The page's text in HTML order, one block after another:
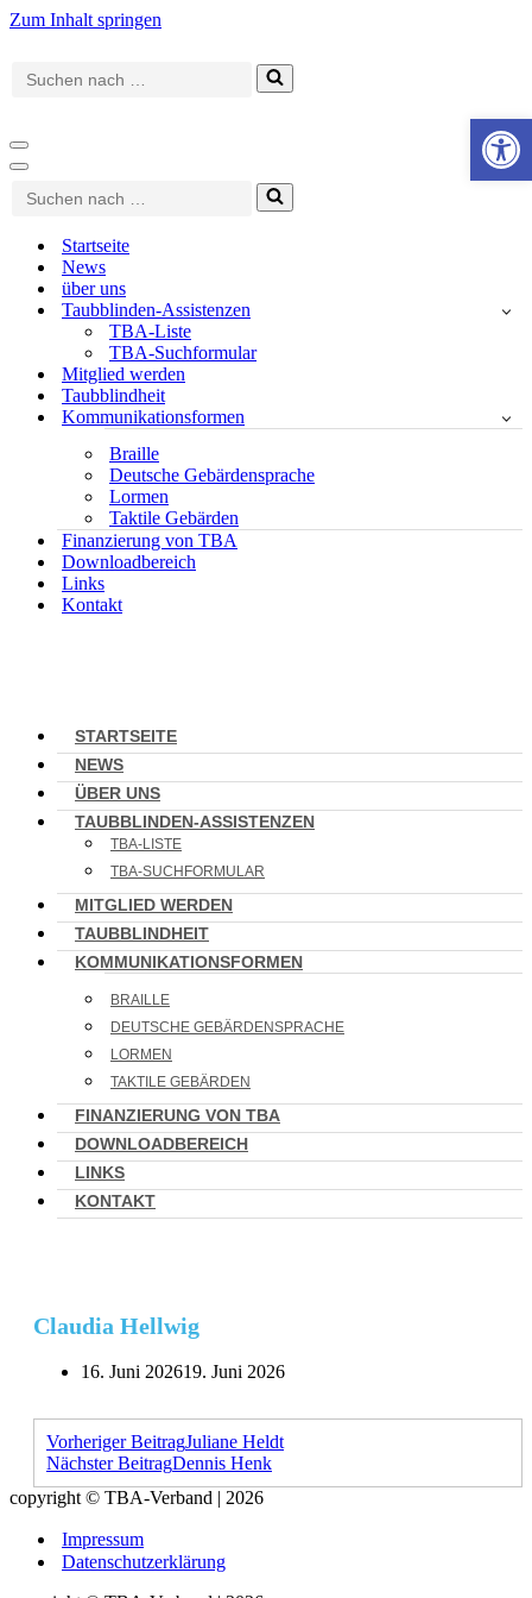
Zum Inhalt springen
Suchen
nach …
Navigationsmenü
Navigationsmenü
Suchen
nach …
Startseite
News
über uns
Taubblinden-Assistenzen
TBA-Liste
TBA-Suchformular
Mitglied werden
Taubblindheit
Kommunikationsformen
Braille
Deutsche Gebärdensprache
Lormen
Taktile Gebärden
Finanzierung von TBA
Downloadbereich
Links
Kontakt
STARTSEITE
NEWS
ÜBER UNS
TAUBBLINDEN-ASSISTENZEN
TBA-LISTE
TBA-SUCHFORMULAR
MITGLIED WERDEN
TAUBBLINDHEIT
KOMMUNIKATIONSFORMEN
BRAILLE
DEUTSCHE GEBÄRDENSPRACHE
LORMEN
TAKTILE GEBÄRDEN
FINANZIERUNG VON TBA
DOWNLOADBEREICH
LINKS
KONTAKT
Claudia Hellwig
16. Juni 202619. Juni 2026
Vorheriger BeitragJuliane Heldt
Nächster BeitragDennis Henk
copyright © TBA-Verband | 2026
Impressum
Datenschutzerklärung